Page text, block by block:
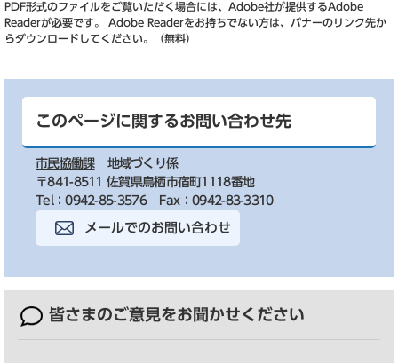
PDF形式のファイルをご覧いただく場合には、Adobe社が提供するAdobe
Readerが必要です。
Adobe Readerをお持ちでない方は、バナーのリンク先か
らダウンロードしてください。（無料）
このページに関するお問い合わせ先
市民協働課
地域づくり係
〒841-8511 佐賀県鳥栖市宿町1118番地
Tel：0942-85-3576
Fax：0942-83-3310
メールでのお問い合わせ
皆さまのご意見をお聞かせください